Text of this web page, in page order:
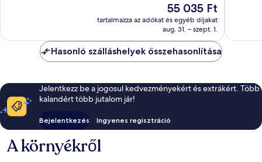
Az
ár
55 035 Ft
55 035 Ft
tartalmazza az adókat és egyéb díjakat
aug. 31. – szept. 1.
Hasonló szálláshelyek összehasonlítása
Jelentkezz be a jogosul kedvezményekért és extrákért. Több
kalandért több jutalom jár!
Bejelentkezés Ingyenes regisztráció
A környékről